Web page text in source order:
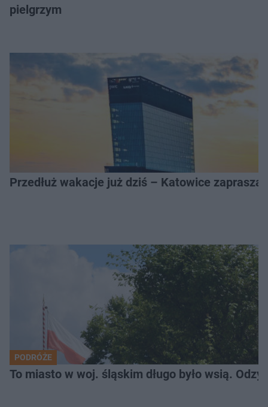
pielgrzym
Przedłuż wakacje już dziś – Katowice
PODRÓŻE
To miasto w woj. śląskim długo było wsią.